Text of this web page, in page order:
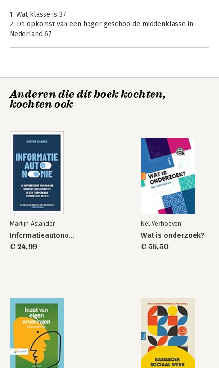
Bekijk alle boeken
1 Wat klasse is 37
2 De opkomst van een hoger geschoolde middenklasse in
Nederland 67
Dankwoord 197
Noten 199
Anderen die dit boek kochten,
kochten ook
Martijn Aslander
Informatieautonomie
€ 24,99
Nel Verhoeven
Wat is onderzoek?
€ 56,50